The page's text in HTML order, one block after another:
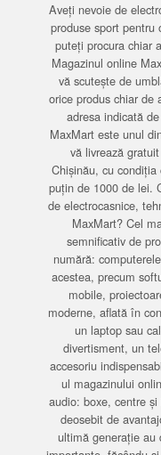
Aveți nevoie de
produse sport pentru
puteți procura chiar
Magazinul online
vă scutește de
orice produs chiar de
adresa indicată
MaxMart este unul
vă livrează
Chișinău, cu
puțin de 1000 de lei.
de electrocasnice,
MaxMart? Cel
semnificativ de
numără:
acestea, precum
mobile,
moderne, aflată în
un laptop sau
divertisment, un
accesoriu
ul magazinului
audio: boxe, centre
deosebit de
ultimă generație au